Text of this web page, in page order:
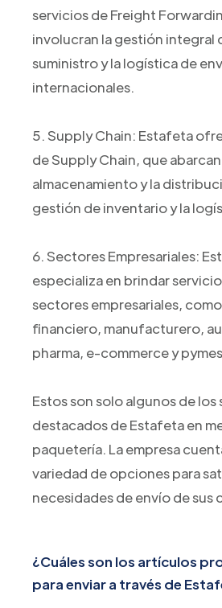
servicios de Freight
involucran la gestión integral
suministro y la logística de
internacionales.
5. Supply Chain: Estafeta
de Supply Chain, que
almacenamiento y la
gestión de inventario y la
6. Sectores Empresariales:
especializa en brindar
sectores empresariales,
financiero, manufacturero,
pharma, e-commerce y
Estos son solo algunos de los
destacados de Estafeta en
paquetería. La empresa
variedad de opciones para
necesidades de envío de sus
¿Cuáles son los artículos
para enviar a través de